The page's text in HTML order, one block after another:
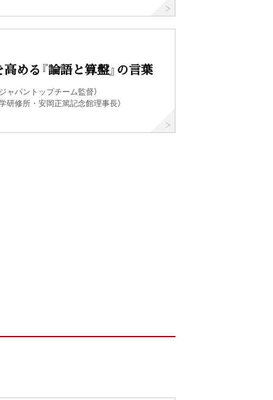
める『論語と算盤』の言葉
ャパントップチーム監督）
研修所・安岡正篤記念館理事長）